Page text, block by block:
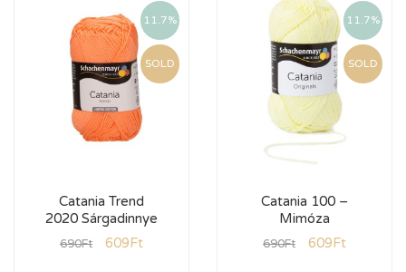
11.7%
SOLD
Catania Trend
2020 Sárgadinnye
690Ft 609Ft
11.7%
SOLD
Catania 100 –
Mimóza
690Ft 609Ft